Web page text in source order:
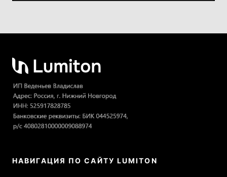
НАВИГАЦИЯ ПО САЙТУ LUMITON